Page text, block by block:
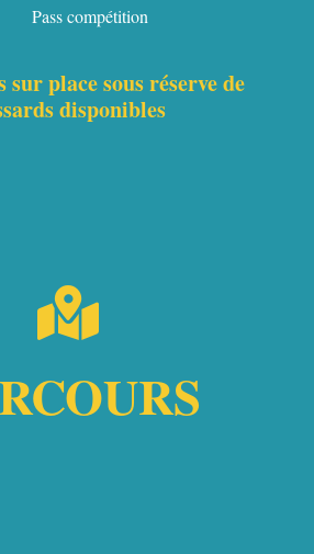
Pass compétition
place sous réserve de
disponibles